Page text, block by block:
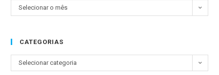
Selecionar o mês
CATEGORIAS
Selecionar categoria